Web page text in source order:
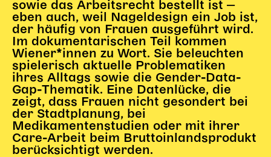
20 Jahre Dschungel Wien
SERVICE
Karten + Preise
Anfahrt
Vermietung
Café
Newsletter
sowie das Arbeitsrecht bestellt ist ‒
eben auch, weil Nageldesign ein Job ist,
der häufig von Frauen ausgeführt wird.
Im dokumentarischen Teil kommen
Wiener*innen zu Wort. Sie beleuchten
spielerisch aktuelle Problematiken
ihres Alltags sowie die Gender-Data-
Gap-Thematik. Eine Datenlücke, die
zeigt, dass Frauen nicht gesondert bei
der Stadtplanung, bei
Medikamentenstudien oder mit ihrer
Care-Arbeit beim Bruttoinlandsprodukt
berücksichtigt werden.